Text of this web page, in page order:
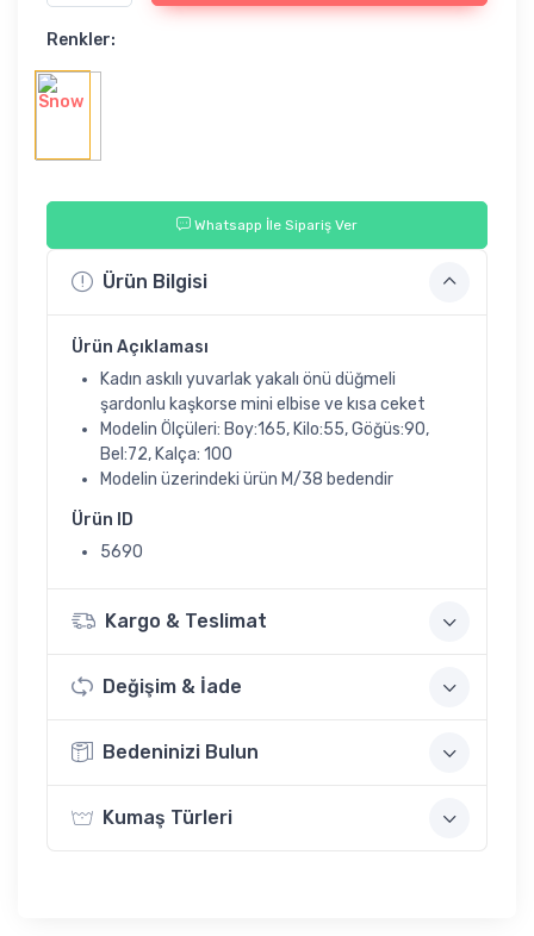
Renkler:
Whatsapp İle Sipariş Ver
Ürün Bilgisi
Ürün Açıklaması
Kadın askılı yuvarlak yakalı önü düğmeli
şardonlu kaşkorse mini elbise ve kısa ceket
Modelin Ölçüleri: Boy:165, Kilo:55, Göğüs:90,
Bel:72, Kalça: 100
Modelin üzerindeki ürün M/38 bedendir
Ürün ID
5690
Kargo & Teslimat
Değişim & İade
Bedeninizi Bulun
Kumaş Türleri